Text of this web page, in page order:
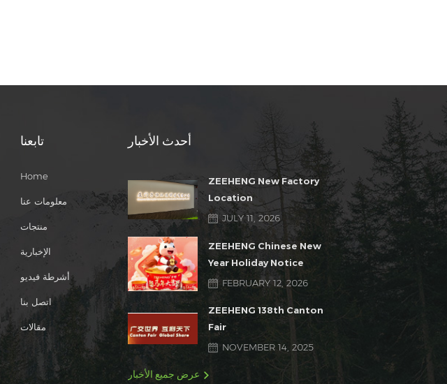
تابعنا
Home
معلومات عنا
منتجات
الإخبارية
أشرطة فيديو
اتصل بنا
مقالات
أحدث الأخبار
ZEEHENG New Factory
Location
JULY 11, 2026
ZEEHENG Chinese New
Year Holiday Notice
FEBRUARY 12, 2026
ZEEHENG 138th Canton
Fair
NOVEMBER 14, 2025
عرض جميع الأخبار